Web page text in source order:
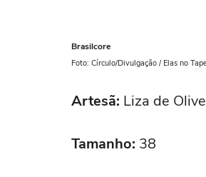
Brasilcore
Foto: Círculo/Divulgação / Elas no
Artesã: Liza de
Tamanho: 38